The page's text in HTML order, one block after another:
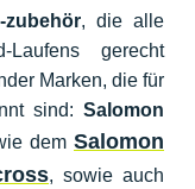
, die alle
Laufens gerecht
Marken, die für
sind: Salomon
dem Salomon
, sowie auch